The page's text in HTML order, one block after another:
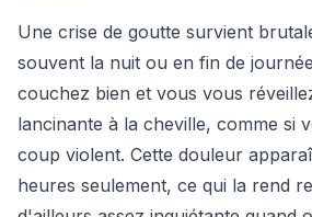
Une crise de goutte survient
souvent la nuit ou en fin de
couchez bien et vous vous
lancinante à la cheville, comme si
coup violent. Cette douleur
heures seulement, ce qui la rend